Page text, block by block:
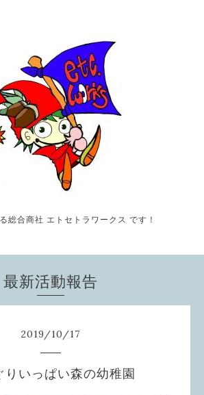
総合商社 エトセトラワークス です！
最新活動報告
2019/10/17
りいっぱい森の幼稚園